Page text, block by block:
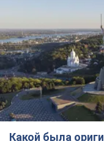
империя: об
Государственным
и припев песни
годину тому 2,1 т.
Александру
известно о трех
символа 90-х и